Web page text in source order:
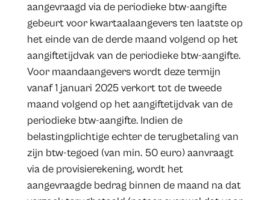
aangevraagd via de periodieke btw-aangifte
gebeurt voor kwartaalaangevers ten laatste op
het einde van de derde maand volgend op het
aangiftetijdvak van de periodieke btw-aangifte.
Voor maandaangevers wordt deze termijn
vanaf 1 januari 2025 verkort tot de tweede
maand volgend op het aangiftetijdvak van de
periodieke btw-aangifte. Indien de
belastingplichtige echter de terugbetaling van
zijn btw-tegoed (van min. 50 euro) aanvraagt
via de provisierekening, wordt het
aangevraagde bedrag binnen de maand na dat